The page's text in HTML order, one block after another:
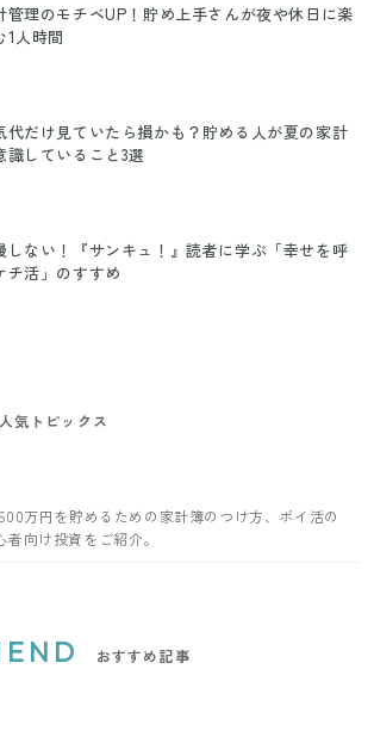
管理のモチベUP！貯め上手さんが夜や休日に楽
1人時間
代だけ見ていたら損かも？貯める人が夏の家計
識していること3選
しない！『サンキュ！』読者に学ぶ「幸せを呼
チ活」のすすめ
人気トピックス
万円を貯めるための家計簿のつけ方、ポイ活の
向け投資をご紹介。
おすすめ記事